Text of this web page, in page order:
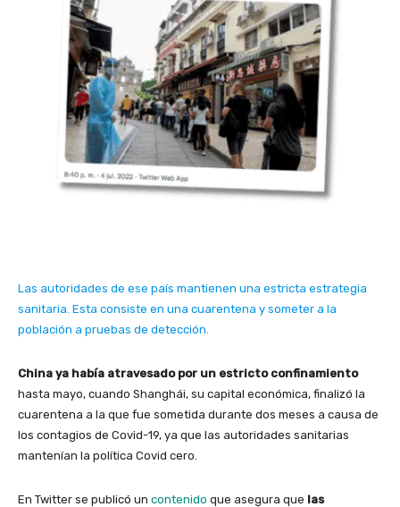
Las autoridades de ese país mantienen una estricta estrategia
sanitaria. Esta consiste en una cuarentena y someter a la
población a pruebas de detección.
China ya había atravesado por un estricto confinamiento
hasta mayo, cuando Shanghái, su capital económica, finalizó la
cuarentena a la que fue sometida durante dos meses a causa de
los contagios de Covid-19, ya que las autoridades sanitarias
mantenían la política Covid cero.
En Twitter se publicó un contenido que asegura que las